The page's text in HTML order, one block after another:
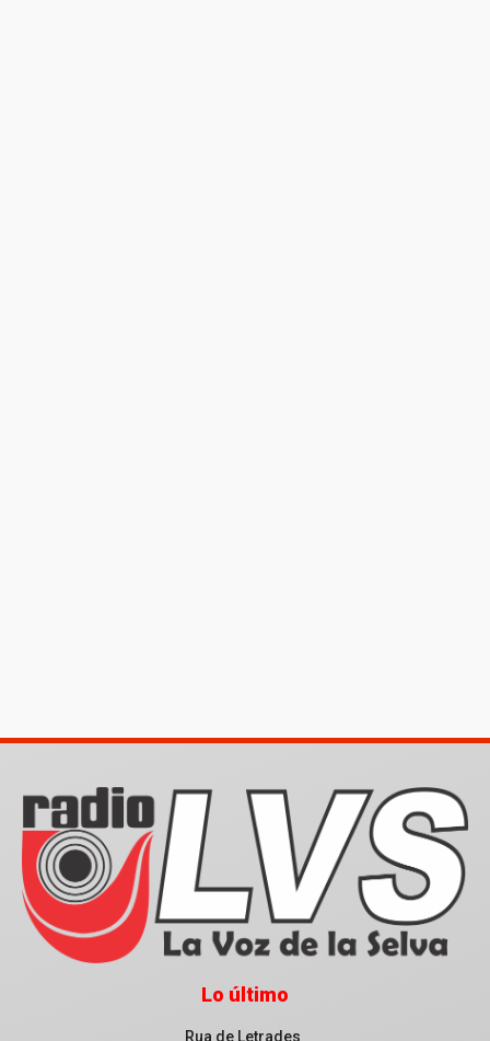
Lo último
Rua de Letrades